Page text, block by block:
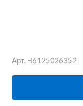
Арт. Н6125026352